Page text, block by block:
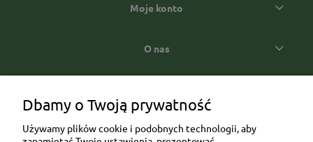
Moje konto
O nas
Dbamy o Twoją prywatność
Używamy plików cookie i podobnych technologii, aby